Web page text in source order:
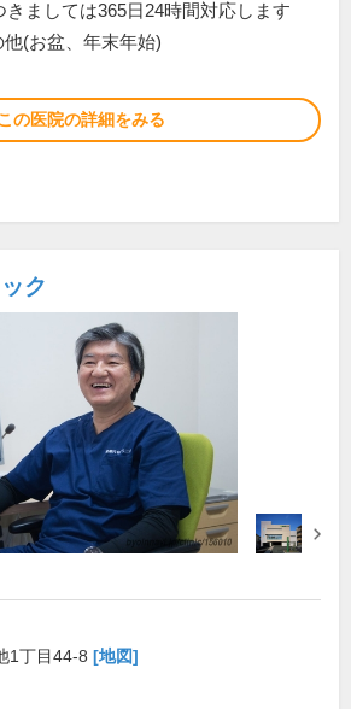
きましては365日24時間対応します
他(お盆、年末年始)
の医院の詳細をみる
ク
1丁目44-8 [地図]